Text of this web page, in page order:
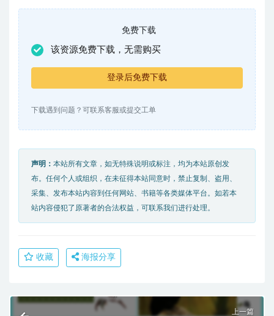
免费下载
该资源免费下载，无需购买
登录后免费下载
下载遇到问题？可联系客服或提交工单
声明： 本站所有文章，如无特殊说明或标注，均为本站原创发
布。任何个人或组织，在未征得本站同意时，禁止复制、盗用、
采集、发布本站内容到任何网站、书籍等各类媒体平台。如若本
站内容侵犯了原著者的合法权益，可联系我们进行处理。
收藏 海报分享
上一篇